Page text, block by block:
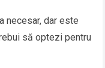
necesar, dar este
să optezi pentru